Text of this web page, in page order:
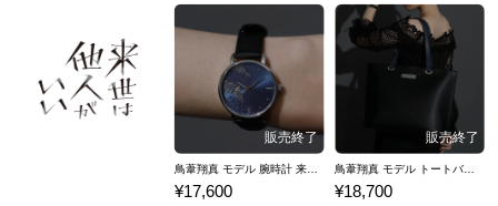
鳥葦翔真 モデル 腕時計 来世は他人がいい
¥17,600 ¥18,700